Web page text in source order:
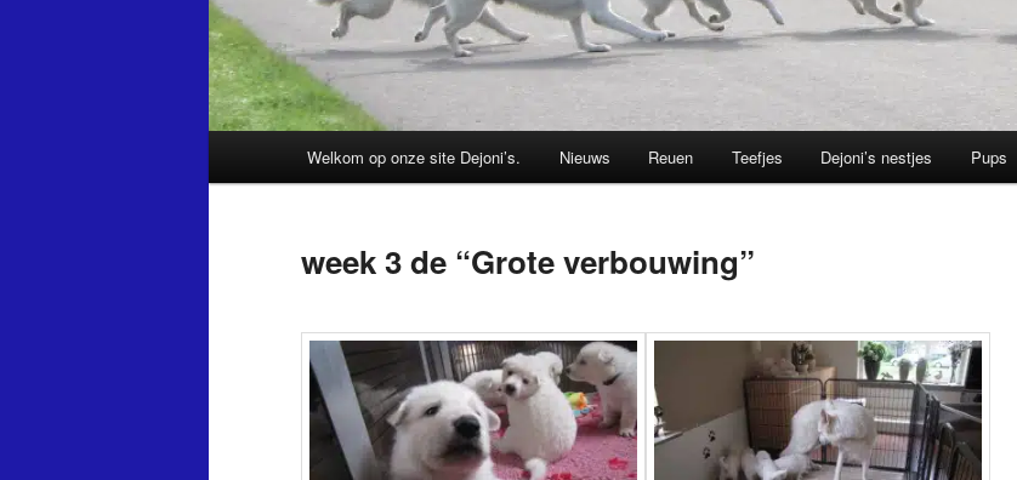
Welkom op onze site Dejoni’s. Nieuws Reuen Teefjes Dejoni’s nestjes Pups
week 3 de “Grote verbouwing”